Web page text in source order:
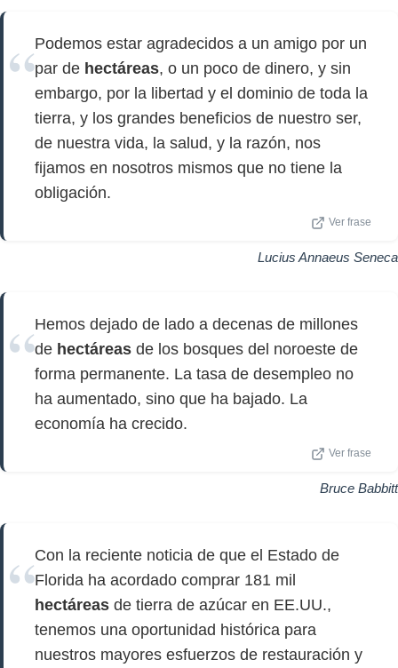
Podemos estar agradecidos a un amigo por un
par de hectáreas, o un poco de dinero, y sin
embargo, por la libertad y el dominio de toda la
tierra, y los grandes beneficios de nuestro ser,
de nuestra vida, la salud, y la razón, nos
fijamos en nosotros mismos que no tiene la
obligación.
Ver frase
Lucius Annaeus Seneca
Hemos dejado de lado a decenas de millones
de hectáreas de los bosques del noroeste de
forma permanente. La tasa de desempleo no
ha aumentado, sino que ha bajado. La
economía ha crecido.
Ver frase
Bruce Babbitt
Con la reciente noticia de que el Estado de
Florida ha acordado comprar 181 mil
hectáreas de tierra de azúcar en EE.UU.,
tenemos una oportunidad histórica para
nuestros mayores esfuerzos de restauración y